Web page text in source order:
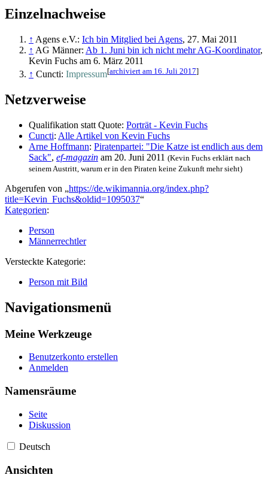
Einzelnachweise
↑ Agens e.V.: Ich bin Mitglied bei Agens, 27. Mai 2011
↑ AG Männer: Ab 1. Juni bin ich nicht mehr AG-Koordinator,
Kevin Fuchs am 6. März 2011
↑ Cuncti: Impressum[archiviert am 16. Juli 2017]
Netzverweise
Qualifikation statt Quote: Porträt - Kevin Fuchs
Cuncti: Alle Artikel von Kevin Fuchs
Arne Hoffmann: Piratenpartei: "Die Katze ist endlich aus dem
Sack", ef-magazin am 20. Juni 2011 (Kevin Fuchs erklärt nach
seinem Austritt, warum er in den Piraten keine Zukunft mehr sieht)
Abgerufen von „https://de.wikimannia.org/index.php?
title=Kevin_Fuchs&oldid=1095037“
Kategorien:
Person
Männerrechtler
Versteckte Kategorie:
Person mit Bild
Navigationsmenü
Meine Werkzeuge
Benutzerkonto erstellen
Anmelden
Namensräume
Seite
Diskussion
Deutsch
Ansichten